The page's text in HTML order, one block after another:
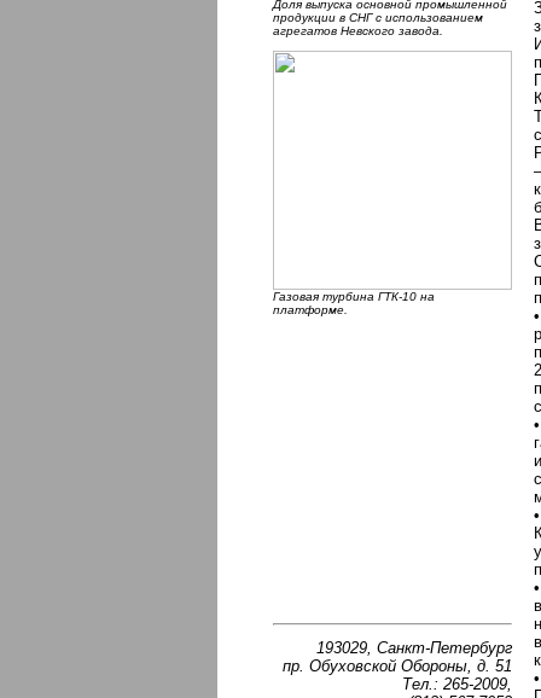
Доля выпуска основной промышленной
продукции в СНГ с использованием
агрегатов Невского завода.
Газовая турбина ГТК-10 на
платформе.
193029, Санкт-Петербург
пр. Обуховской Обороны, д. 51
Тел.: 265-2009,